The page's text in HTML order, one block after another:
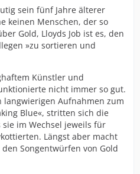
sein fünf Jahre älterer
keinen Menschen, der so
Gold, Lloyds Job ist es, den
»zu sortieren und
Künstler und
nicht immer so gut.
langwierigen Aufnahmen zum
Blue«, stritten sich die
im Wechsel jeweils für
Längst aber macht
Songentwürfen von Gold